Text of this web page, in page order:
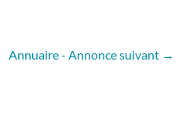
Annuaire - Annonce suivant →